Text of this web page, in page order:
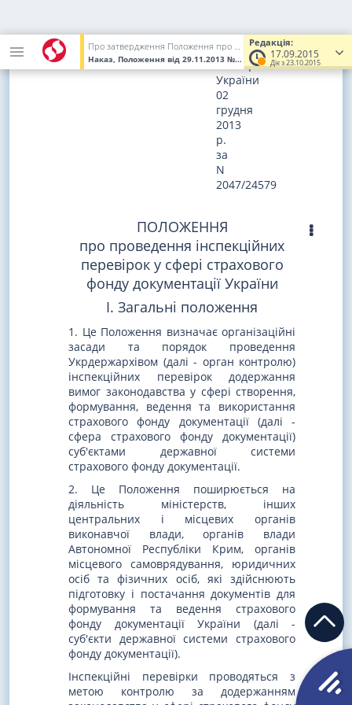
Редакція:
17.09.2015
Діє з 23.10.2015
Про затвердження Положення про організацію та порядок проведення заходів контролю за додержанням вимог законодавства у сфері формування та ведення страхового фонду документації України центральними та місцевими органами виконавчої влади, Радою міністрів Автономної Республіки Крим, органами місцевого самоврядування
Наказ, Положення від 29.11.2013 № 2541/5 (Увага! Попередня
в
Міністерстві
юстиції
України
02
грудня
2013
р.
за
N
2047/24579
ПОЛОЖЕННЯ
про проведення інспекційних
перевірок у сфері страхового
фонду документації України
I. Загальні положення
1. Це Положення визначає організаційні
засади та порядок проведення
Укрдержархівом (далі - орган контролю)
інспекційних перевірок додержання
вимог законодавства у сфері створення,
формування, ведення та використання
страхового фонду документації (далі -
сфера страхового фонду документації)
суб'єктами державної системи
страхового фонду документації.
2. Це Положення поширюється на
діяльність міністерств, інших
центральних і місцевих органів
виконавчої влади, органів влади
Автономної Республіки Крим, органів
місцевого самоврядування, юридичних
осіб та фізичних осіб, які здійснюють
підготовку і постачання документів для
формування та ведення страхового
фонду документації України (далі -
суб'єкти державної системи страхового
фонду документації).
Інспекційні перевірки проводяться з
метою контролю за додержанням